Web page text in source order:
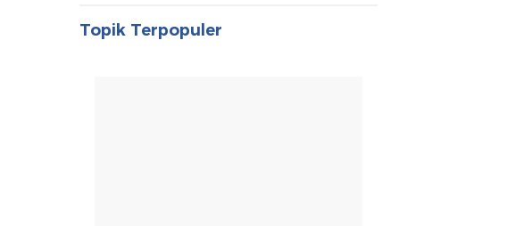
Topik Terpopuler